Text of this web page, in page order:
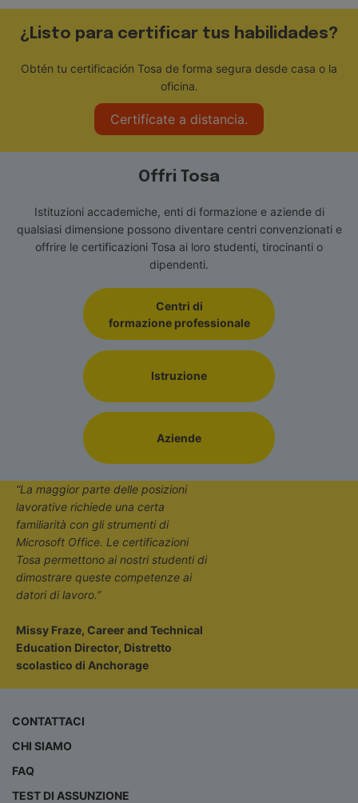
¿Listo para certificar tus habilidades?
Obtén tu certificación Tosa de forma segura desde casa o la
oficina.
Certifícate a distancia.
Offri Tosa
Istituzioni accademiche, enti di formazione e aziende di
qualsiasi dimensione possono diventare centri convenzionati e
offrire le certificazioni Tosa ai loro studenti, tirocinanti o
dipendenti.
Centri di
formazione professionale
Istruzione
Aziende
“La maggior parte delle posizioni
lavorative richiede una certa
familiarità con gli strumenti di
Microsoft Office. Le certificazioni
Tosa permettono ai nostri studenti di
dimostrare queste competenze ai
datori di lavoro.”
Missy Fraze, Career and Technical
Education Director, Distretto
scolastico di Anchorage
CONTATTACI
CHI SIAMO
FAQ
TEST DI ASSUNZIONE